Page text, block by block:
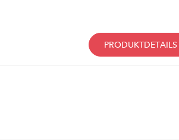
PRODUKTDETAILS